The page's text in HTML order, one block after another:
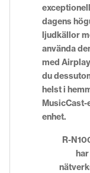
dagens
ljudkällor
använda
med
du
helst i
MusicCast-
enhet.
R-